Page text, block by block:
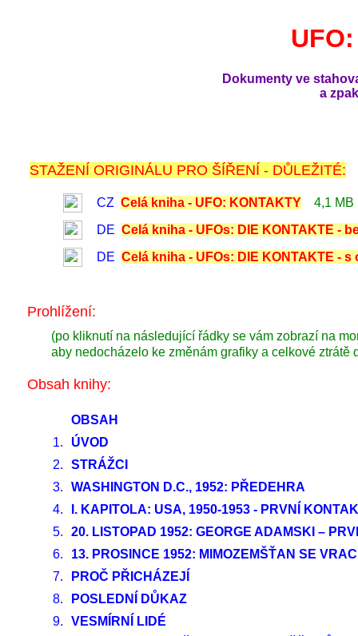
Dokumenty ve
a
STAŽENÍ ORIGINÁLU PRO ŠÍŘENÍ - DŮLEŽITÉ:
CZ Celá kniha - UFO: KONTAKTY
4,1 MB
DE Celá kniha - UFOs: DIE KONTAKTE -
DE Celá kniha - UFOs: DIE KONTAKTE - s
Prohlížení:
(po kliknutí na následující řádky se vám zobrazí na
aby nedocházelo ke změnám grafiky a celkové ztrátě
Obsah knihy:
OBSAH
1.
ÚVOD
2.
STRÁŽCI
3.
WASHINGTON D.C., 1952: PŘEDEHRA
4.
I. KAPITOLA: USA, 1950-1953 - PRVNÍ
5.
20. LISTOPAD 1952: GEORGE ADAMSKI –
6.
13. PROSINCE 1952: MIMOZEMŠŤAN SE
7.
PROČ PŘICHÁZEJÍ
8.
POSLEDNÍ DŮKAZ
9.
VESMÍRNÍ LIDÉ